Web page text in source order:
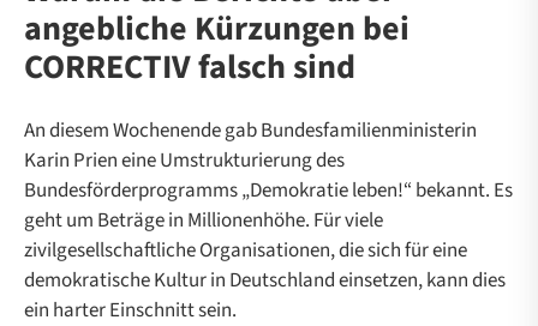
angebliche Kürzungen bei
CORRECTIV falsch sind
An diesem Wochenende gab Bundesfamilienministerin
Karin Prien eine Umstrukturierung des
Bundesförderprogramms „Demokratie leben!“ bekannt. Es
geht um Beträge in Millionenhöhe. Für viele
zivilgesellschaftliche Organisationen, die sich für eine
demokratische Kultur in Deutschland einsetzen, kann dies
ein harter Einschnitt sein.